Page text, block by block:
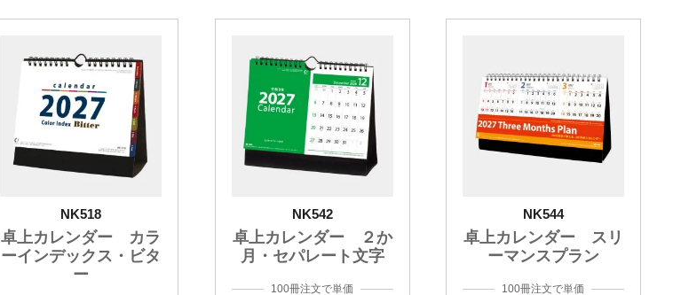
NK518
卓上カレンダー カラ
ーインデックス・ビタ
ー
NK542
卓上カレンダー ２か
月・セパレート文字
100冊注文で単価
NK544
卓上カレンダー スリ
ーマンスプラン
100冊注文で単価